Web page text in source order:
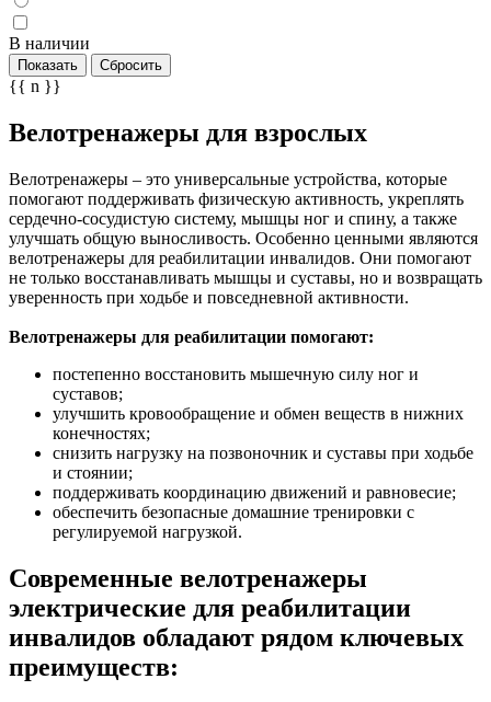
В наличии
Показать Сбросить
{{ n }}
Велотренажеры для взрослых
Велотренажеры – это универсальные устройства, которые
помогают поддерживать физическую активность, укреплять
сердечно-сосудистую систему, мышцы ног и спину, а также
улучшать общую выносливость. Особенно ценными являются
велотренажеры для реабилитации инвалидов. Они помогают
не только восстанавливать мышцы и суставы, но и возвращать
уверенность при ходьбе и повседневной активности.
Велотренажеры для реабилитации помогают:
постепенно восстановить мышечную силу ног и
суставов;
улучшить кровообращение и обмен веществ в нижних
конечностях;
снизить нагрузку на позвоночник и суставы при ходьбе
и стоянии;
поддерживать координацию движений и равновесие;
обеспечить безопасные домашние тренировки с
регулируемой нагрузкой.
Современные велотренажеры
электрические для реабилитации
инвалидов обладают рядом ключевых
преимуществ: